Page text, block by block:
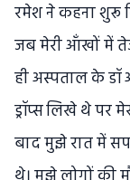
रमेश ने कहना शुरू
जब मेरी आँखों में
ही अस्पताल के डॉ
ड्रॉप्स लिखे थे पर
बाद मुझे रात में